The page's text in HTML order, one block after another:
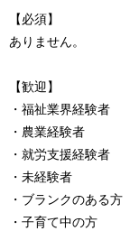
【必須】
ありません。
【歓迎】
・福祉業界経験者
・農業経験者
・就労支援経験者
・未経験者
・ブランクのある方
・子育て中の方